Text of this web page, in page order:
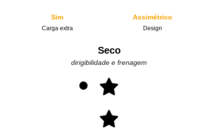
Sim
Carga extra
Assimétrico
Design
Seco
dirigibilidade e frenagem